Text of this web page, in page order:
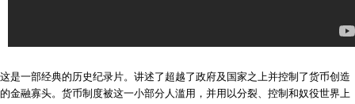
这是一部经典的历史纪录片。讲述了超越了政府及国家之上并控制了货币创造
的金融寡头。货币制度被这一小部分人滥用，并用以分裂、控制和奴役世界上